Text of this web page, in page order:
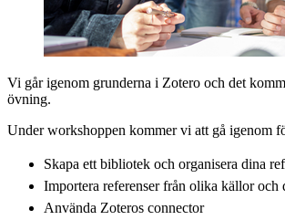
Vi går igenom grunderna i Zotero och det
övning.
Under workshoppen kommer vi att gå igenom
Skapa ett bibliotek och organisera dina
Importera referenser från olika källor och
Använda Zoteros connector